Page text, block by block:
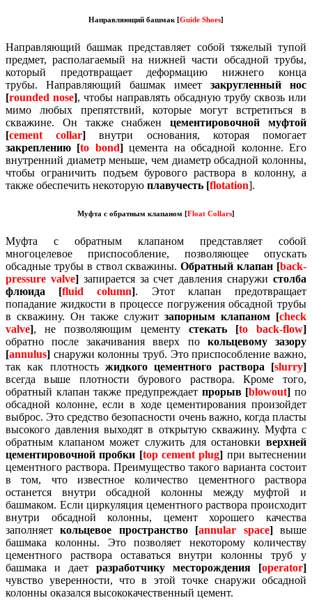
Направляющий башмак [Guide Shoes]
Направляющий башмак представляет собой тяжелый тупой
предмет, располагаемый на нижней части обсадной трубы,
который предотвращает деформацию нижнего конца
трубы. Направляющий башмак имеет закругленный нос
[rounded nose], чтобы направлять обсадную трубу сквозь или
мимо любых препятствий, которые могут встретиться в
скважине. Он также снабженцементировочной муфтой
[cement collar] внутри основания, которая помогает
закреплению [to bond]цемента на обсадной колонне.Его
внутренний диаметр меньше, чем диаметр обсадной колонны,
чтобы ограничить подъем бурового раствора в колонну, а
также обеспечить некоторую плавучесть [flotation].
Муфта с обратным клапаном [Float Collars]
Муфта с обратным клапаном представляет собой
многоцелевое приспособление, позволяющее опускать
обсадные трубы в ствол скважины. Обратный клапан [back-
pressure valve]запирается за счет давления снаружистолба
флюида [fluid column]. Этот клапан предотвращает
попадание жидкости в процессе погружения обсадной трубы
в скважину. Он также служит запорным клапаном [check
valve], не позволяющим цементу стекать [to back-flow]
обратно после закачивания вверх по кольцевому зазору
[annulus] снаружи колонны труб. Это приспособление важно,
так как плотность жидкого цементного раствора [slurry]
всегда выше плотности бурового раствора.Кроме того,
обратный клапан также предупреждает прорыв [blowout] по
обсадной колонне, если в ходе цементирования произойдет
выброс.Это средство безопасности очень важно, когда пласты
высокого давления выходят в открытую скважину. Муфта с
обратным клапаном может служить для остановки верхней
цементировочной пробки [top cement plug] при вытеснении
цементного раствора. Преимущество такого варианта состоит
в том, что известное количество цементного раствора
останется внутри обсадной колонны между муфтой и
башмаком. Если циркуляция цементного раствора происходит
внутри обсадной колонны, цемент хорошего качества
заполняеткольцевое пространство [annular space]выше
башмака колонны. Это позволяет некоторому количеству
цементного раствора оставаться внутри колонны труб у
башмака и дает разработчику месторождения [operator]
чувство уверенности, что в этой точке снаружи обсадной
колонны оказался высококачественный цемент.